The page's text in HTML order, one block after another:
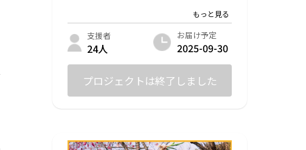
いただいた支援は、プロジェクト運転資金
として、大切に使わせていただきます。
クラウドファンディング終了後に感謝の気
持ちを込めてお礼のメッセージと活動報告
をメールにてお送りさせていただきます！
支援者
24人
お届け予定
2025-09-30
プロジェクトは終了しました